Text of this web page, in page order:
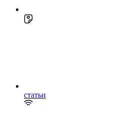
статьи